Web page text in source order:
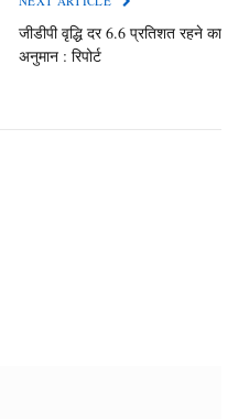
जीडीपी वृद्धि दर 6.6 प्रतिशत रहने का
अनुमान : रिपोर्ट